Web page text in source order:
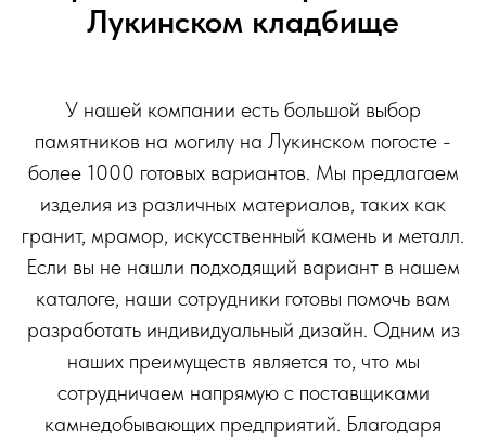
Лукинском кладбище
У нашей компании есть большой выбор
памятников на могилу на Лукинском погосте -
более 1000 готовых вариантов. Мы предлагаем
изделия из различных материалов, таких как
гранит, мрамор, искусственный камень и металл.
Если вы не нашли подходящий вариант в нашем
каталоге, наши сотрудники готовы помочь вам
разработать индивидуальный дизайн. Одним из
наших преимуществ является то, что мы
сотрудничаем напрямую с поставщиками
камнедобывающих предприятий. Благодаря